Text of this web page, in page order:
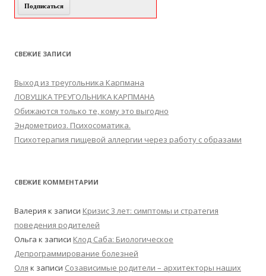
СВЕЖИЕ ЗАПИСИ
Выход из треугольника Карпмана
ЛОВУШКА ТРЕУГОЛЬНИКА КАРПМАНА
Обижаются только те, кому это выгодно
Эндометриоз. Психосоматика.
Психотерапия пищевой аллергии через работу с образами
СВЕЖИЕ КОММЕНТАРИИ
Валерия к записи Кризис 3 лет: симптомы и стратегия
поведения родителей
Ольга к записи Клод Саба: Биологическое
Депрограммирование болезней
Оля к записи Созависимые родители – архитекторы наших